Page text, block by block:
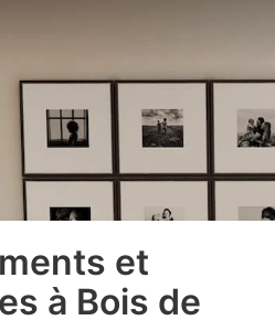
et
à Bois de